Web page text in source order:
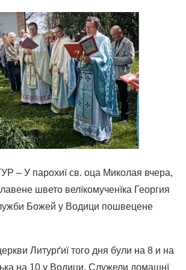
– У парохиї св. оца Миколая вчера,
швето велїкомученїка Георгия
Божей у Водици пошвецене
Литурґиї того дня були на 8 и на
на 10 у Водици. Служели домашнї